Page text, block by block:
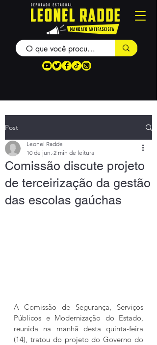
Post
Comissão discute projeto
de terceirização da gestão
das escolas gaúchas
Leonel Radde
10 de jun. 2 min de leitura
A Comissão de Segurança, Serviços
Públicos e Modernização do Estado,
reunida na manhã desta quinta-feira
(14), tratou do projeto do Governo do